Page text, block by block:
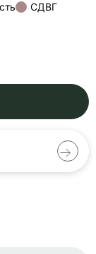
СДВГ